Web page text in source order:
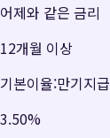
어제와 같은 금리
12개월 이상
기본이율:만기지급
3.50%